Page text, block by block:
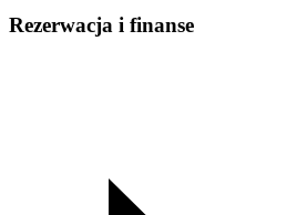
Rezerwacja i finanse